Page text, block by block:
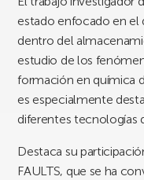
estado enfocado en el
dentro del
estudio de los
formación en química
es especialmente
diferentes tecnologías
Destaca su
FAULTS, que se ha